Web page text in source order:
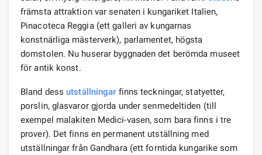
främsta attraktion var senaten i kungariket Italien,
Pinacoteca Reggia (ett galleri av kungarnas
konstnärliga mästerverk), parlamentet, högsta
domstolen. Nu huserar byggnaden det berömda museet
för antik konst.
Bland dessutställningar finns teckningar, statyetter,
porslin, glasvaror gjorda under senmedeltiden (till
exempel malakiten Medici-vasen, som bara finns i tre
prover). Det finns en permanent utställning med
utställningar från Gandhara (ett forntida kungarike som